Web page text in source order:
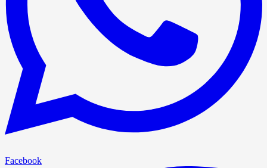
Facebook